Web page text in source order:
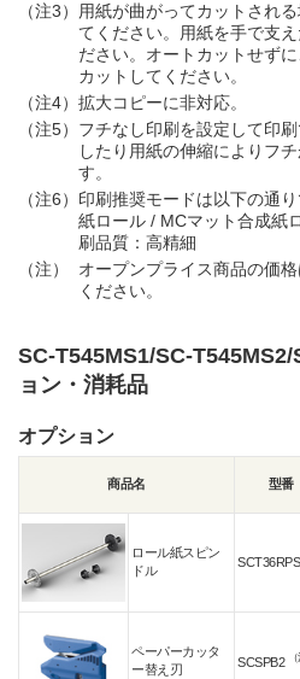
（注3） 用紙が曲がってカットされ
てください。用紙を手で支
ださい。オートカットせず
カットしてください。
（注4） 拡大コピーに非対応。
（注5） フチなし印刷を設定して印
したり用紙の伸縮によりフ
す。
（注6） 印刷推奨モードは以下の通
紙ロール / MCマット合成紙
刷品質：高精細
（注）
オープンプライス商品の価
ください。
SC-T545MS1/SC-
ョン・消耗品
オプション
商品名 型番
ロール紙スピン
ドル
ペーパーカッタ
ー替え刃
SCSPB2